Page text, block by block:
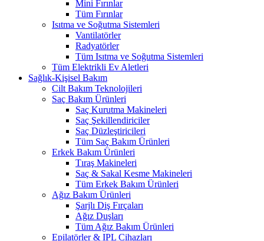
Mini Fırınlar
Tüm Fırınlar
Isıtma ve Soğutma Sistemleri
Vantilatörler
Radyatörler
Tüm Isıtma ve Soğutma Sistemleri
Tüm Elektrikli Ev Aletleri
Sağlık-Kişisel Bakım
Cilt Bakım Teknolojileri
Saç Bakım Ürünleri
Saç Kurutma Makineleri
Saç Şekillendiriciler
Saç Düzleştiricileri
Tüm Saç Bakım Ürünleri
Erkek Bakım Ürünleri
Tıraş Makineleri
Saç & Sakal Kesme Makineleri
Tüm Erkek Bakım Ürünleri
Ağız Bakım Ürünleri
Şarjlı Diş Fırçaları
Ağız Duşları
Tüm Ağız Bakım Ürünleri
Epilatörler & IPL Cihazları